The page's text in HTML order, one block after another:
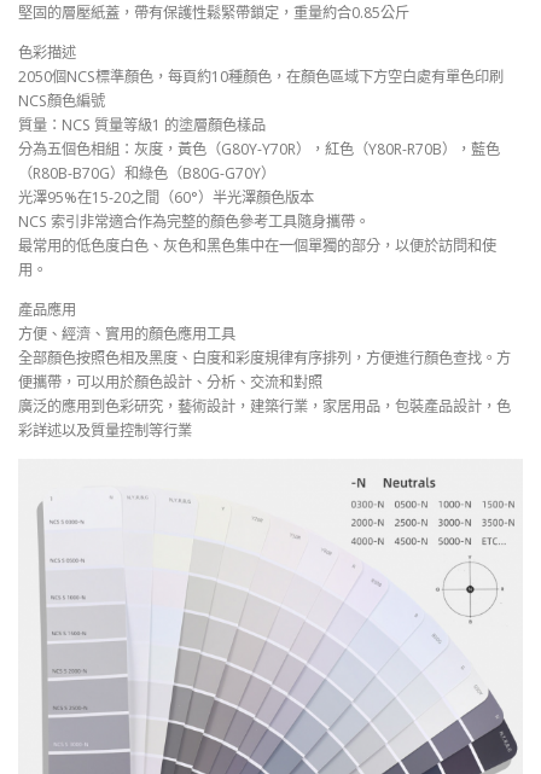
堅固的層壓紙蓋，帶有保護性鬆緊帶鎖定，重量約合0.85公斤
色彩描述
2050個NCS標準顏色，每頁約10種顏色，在顏色區域下方空白處有單色印刷
NCS顏色編號
質量：NCS 質量等級1 的塗層顏色樣品
分為五個色相組：灰度，黃色（G80Y-Y70R），紅色（Y80R-R70B），藍色
（R80B-B70G）和綠色（B80G-G70Y）
光澤95%在15-20之間（60°）半光澤顏色版本
NCS 索引非常適合作為完整的顏色參考工具隨身攜帶。
最常用的低色度白色、灰色和黑色集中在一個單獨的部分，以便於訪問和使
用。
產品應用
方便、經濟、實用的顏色應用工具
全部顏色按照色相及黑度、白度和彩度規律有序排列，方便進行顏色查找。方
便攜帶，可以用於顏色設計、分析、交流和對照
廣泛的應用到色彩研究，藝術設計，建築行業，家居用品，包裝產品設計，色
彩詳述以及質量控制等行業